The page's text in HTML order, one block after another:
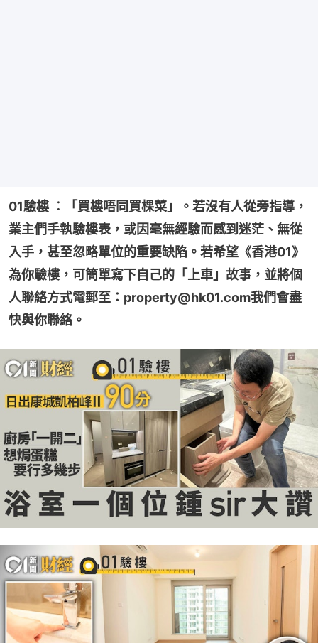
01驗樓 ︰「買樓唔同買棵菜」。若沒有人從旁指導，
業主們手執驗樓表，或因毫無經驗而感到迷茫、無從
入手，甚至忽略單位的重要缺陷。若希望《香港01》
為你驗樓，可簡單寫下自己的「上車」故事，並將個
人聯絡方式電郵至：property@hk01.com我們會盡
快與你聯絡。